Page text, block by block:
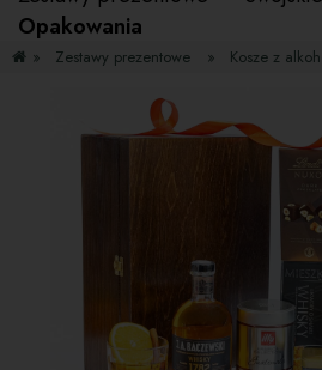
Opakowania
» Zestawy prezentowe » Kosze z